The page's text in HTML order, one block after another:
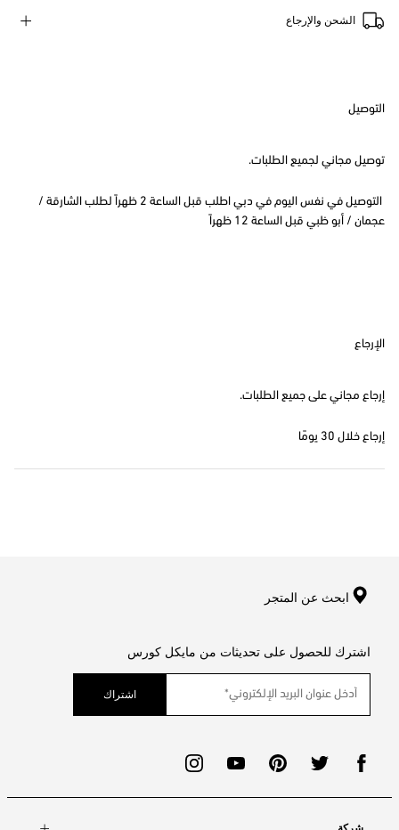
الشحن والإرجاع
التوصيل
توصيل مجاني لجميع الطلبات.
التوصيل في نفس اليوم في دبي اطلب قبل الساعة 2 ظهراً لطلب الشارقة /
عجمان / أبو ظبي قبل الساعة 12 ظهراً
الإرجاع
إرجاع مجاني على جميع الطلبات.
إرجاع خلال 30 يومًا
ابحث عن المتجر
اشترك للحصول على تحديثات من مايكل كورس
اشتراك